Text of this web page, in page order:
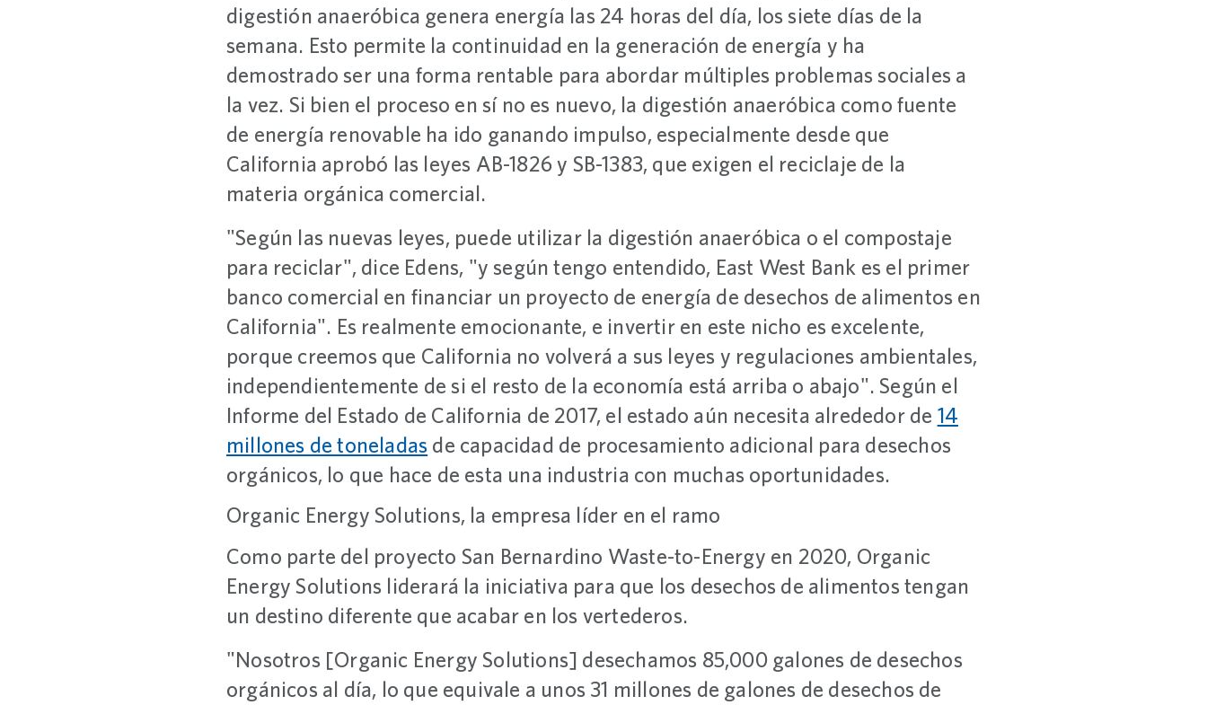
digestión anaeróbica genera energía las 24 horas del día, los siete días de la
semana. Esto permite la continuidad en la generación de energía y ha
demostrado ser una forma rentable para abordar múltiples problemas sociales a
la vez. Si bien el proceso en sí no es nuevo, la digestión anaeróbica como fuente
de energía renovable ha ido ganando impulso, especialmente desde que
California aprobó las leyes AB-1826 y SB-1383, que exigen el reciclaje de la
materia orgánica comercial.
"Según las nuevas leyes, puede utilizar la digestión anaeróbica o el compostaje
para reciclar", dice Edens, "y según tengo entendido, East West Bank es el primer
banco comercial en financiar un proyecto de energía de desechos de alimentos en
California". Es realmente emocionante, e invertir en este nicho es excelente,
porque creemos que California no volverá a sus leyes y regulaciones ambientales,
independientemente de si el resto de la economía está arriba o abajo". Según el
Informe del Estado de California de 2017, el estado aún necesita alrededor de 14
millones de toneladas de capacidad de procesamiento adicional para desechos
orgánicos, lo que hace de esta una industria con muchas oportunidades.
Organic Energy Solutions, la empresa líder en el ramo
Como parte del proyecto San Bernardino Waste-to-Energy en 2020, Organic
Energy Solutions liderará la iniciativa para que los desechos de alimentos tengan
un destino diferente que acabar en los vertederos.
"Nosotros [Organic Energy Solutions] desechamos 85,000 galones de desechos
orgánicos al día, lo que equivale a unos 31 millones de galones de desechos de